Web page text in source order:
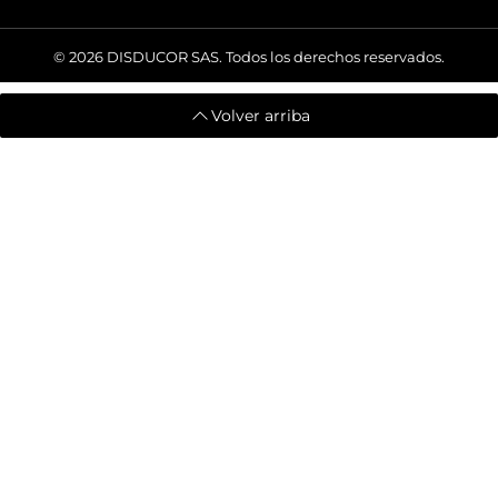
© 2026 DISDUCOR SAS. Todos los derechos reservados.
Volver arriba